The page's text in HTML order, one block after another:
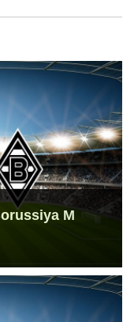
M